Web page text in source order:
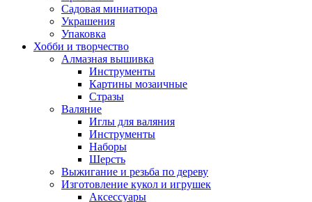
Садовая миниатюра
Украшения
Упаковка
Хобби и творчество
Алмазная вышивка
Инструменты
Картины мозаичные
Стразы
Валяние
Иглы для валяния
Инструменты
Наборы
Шерсть
Выжигание и резьба по дереву
Изготовление кукол и игрушек
Аксессуары